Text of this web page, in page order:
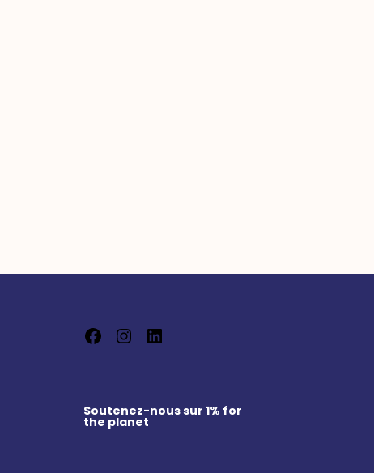
FacebookInstagram
Soutenez-nous sur 1% for
the planet